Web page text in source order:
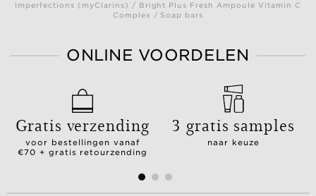
Imperfections (myClarins) / Bright Plus Fresh Ampoule Vitamin C
Complex / Soap bars
ONLINE VOORDELEN
Gratis verzending
voor bestellingen vanaf
€70 + gratis retourzending
3 gratis samples
naar keuze